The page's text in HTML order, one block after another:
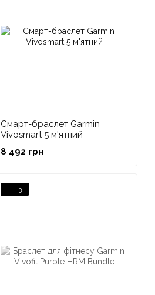
Смарт-браслет Garmin
Vivosmart 5 м'ятний
8 492 грн
3